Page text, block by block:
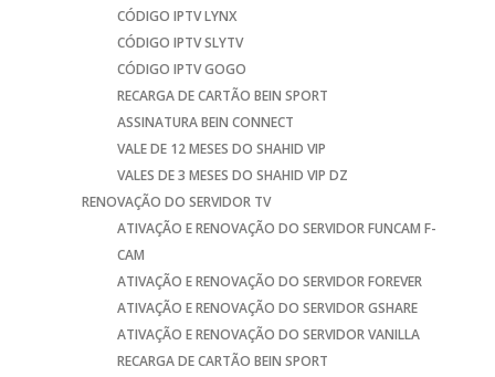
CÓDIGO IPTV LYNX
CÓDIGO IPTV SLYTV
CÓDIGO IPTV GOGO
RECARGA DE CARTÃO BEIN SPORT
ASSINATURA BEIN CONNECT
VALE DE 12 MESES DO SHAHID VIP
VALES DE 3 MESES DO SHAHID VIP DZ
RENOVAÇÃO DO SERVIDOR TV
ATIVAÇÃO E RENOVAÇÃO DO SERVIDOR FUNCAM F-
CAM
ATIVAÇÃO E RENOVAÇÃO DO SERVIDOR FOREVER
ATIVAÇÃO E RENOVAÇÃO DO SERVIDOR GSHARE
ATIVAÇÃO E RENOVAÇÃO DO SERVIDOR VANILLA
RECARGA DE CARTÃO BEIN SPORT